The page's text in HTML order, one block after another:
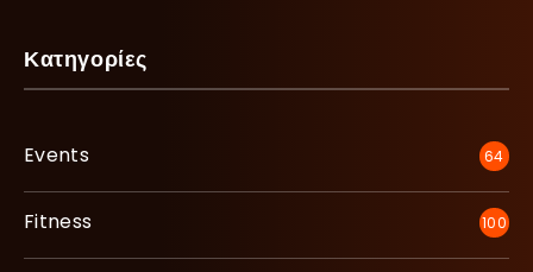
Κατηγορίες
Events 64
Fitness 100